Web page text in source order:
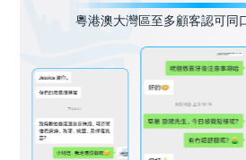
粵港澳大灣區至多顧客認可同